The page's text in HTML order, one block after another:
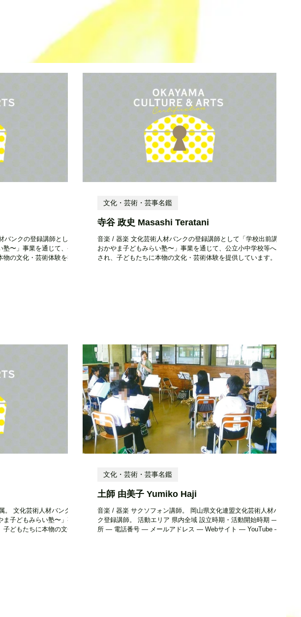
ンクの登録講師として
〜」事業を通じて、公立
の文化・芸術体験を提供
寺谷 政史 Masashi Teratani
音楽 / 器楽 文化芸術人材バンクの登録講師として「学校出前講座〜
おかやま子どもみらい塾〜」事業を通じて、公立小中学校等へ派遣
され、子どもたちに本物の文化・芸術体験を提供しています。 活動
文化・芸術・芸事名鑑
文化芸術人材バンクの
子どもみらい塾〜」事業
どもたちに本物の文化・
土師 由美子 Yumiko Haji
音楽 / 器楽 サクソフォン講師。 岡山県文化連盟文化芸術人材バン
ク登録講師。 活動エリア 県内全域 設立時期・活動開始時期 ― 住
所 ― 電話番号 ― メールアドレス ― Webサイト ― YouTube ―
文化・芸術・芸事名鑑